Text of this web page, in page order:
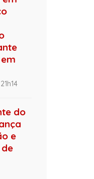
do
e